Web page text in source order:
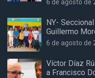
6 de agosto de
NY-
Guillermo
6 de agosto de
Víctor Díaz
a Francisco